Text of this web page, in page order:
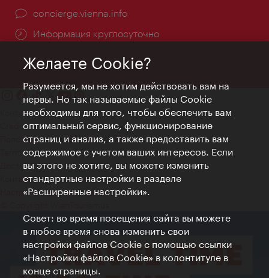
concierge.vienna.info
Информация круглосуточно
Контакт
Credits
Положение о конфиденциальности
Terms of Use
Доступность
Контакты для прессы
Настройки файлов Cookie
Желаете Cookie?
Разумеется, мы не хотим действовать вам на
нервы. Но так называемые файлы Cookie
необходимы для того, чтобы обеспечить вам
оптимальный сервис, функционирование
страниц и анализ, а также предоставить вам
содержимое с учетом ваших интересов. Если
вы этого не хотите, вы можете изменить
стандартные настройки в разделе
«Расширенные настройки».
Совет: во время посещения сайта вы можете
в любое время снова изменить свои
настройки файлов Cookie с помощью ссылки
«Настройки файлов Cookie» в колонтитуле в
конце страницы.